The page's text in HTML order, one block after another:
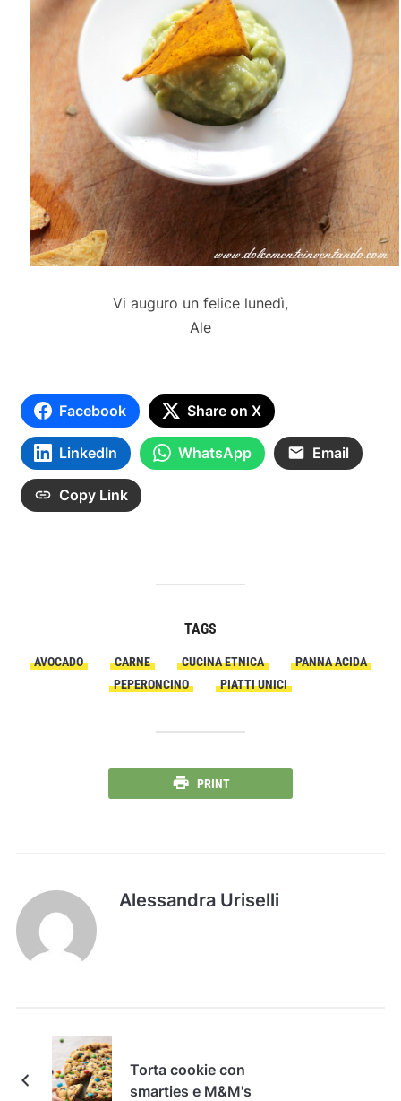
Vi auguro un felice lunedì,
Ale
Facebook Share on X
LinkedIn WhatsApp Email
Copy Link
TAGS
AVOCADO CARNE CUCINA ETNICA
PANNA ACIDA
PEPERONCINO
PIATTI UNICI
PRINT
Alessandra Uriselli
Torta cookie con
smarties e M&M's